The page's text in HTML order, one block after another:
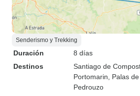
Senderismo y Trekking
Duración
8 días
Destinos
Santiago de
Portomarin , Palas
Pedrouzo